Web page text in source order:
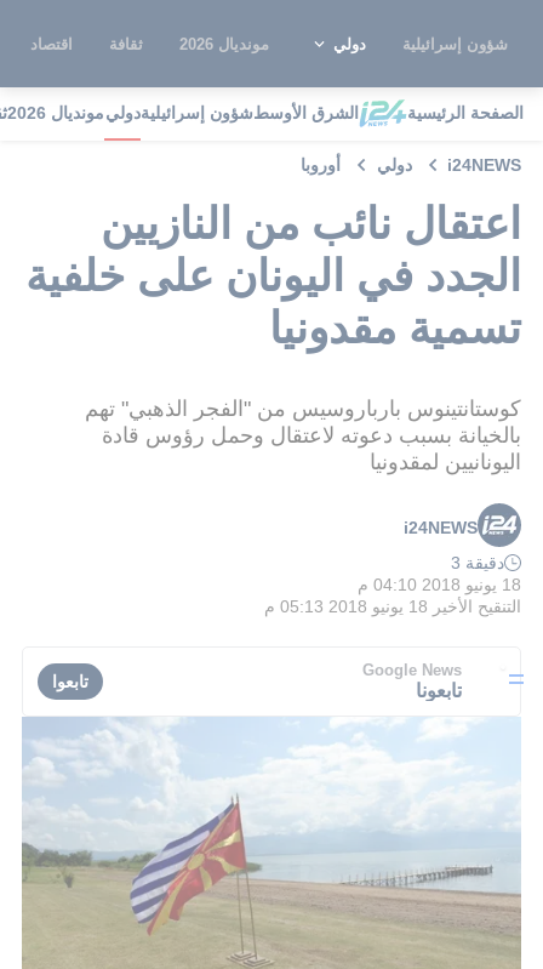
شؤون إسرائيلية دولي مونديال 2026 ثقافة اقتصاد
الصفحة الرئيسية الشرق الأوسطشؤون إسرائيليةدوليمونديال 2026
i24NEWS دولي أوروبا
اعتقال نائب من النازيين
الجدد في اليونان على خلفية
تسمية مقدونيا
كوستانتينوس بارباروسيس من "الفجر الذهبي" تهم
بالخيانة بسبب دعوته لاعتقال وحمل رؤوس قادة
اليونانيين لمقدونيا
i24NEWS
دقيقة 3
18 يونيو 2018 04:10 م
التنقيح الأخير 18 يونيو 2018 05:13 م
Google News
تابعونا تابعوا